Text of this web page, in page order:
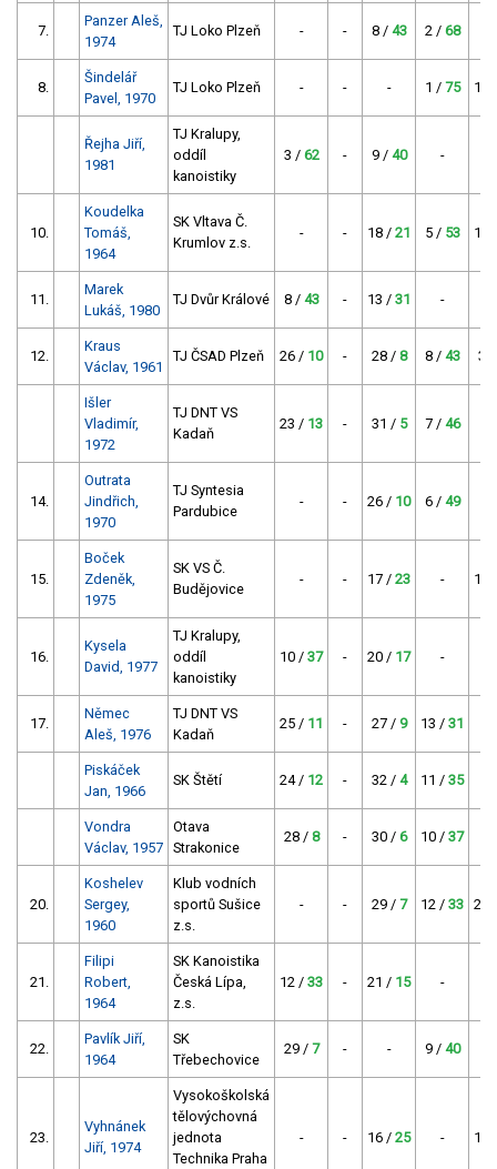
7.
Panzer Aleš,
1974
TJ Loko Plzeň - - 8 / 43 2 / 68
8.
Šindelář
Pavel, 1970
TJ Loko Plzeň - - - 1 / 75 15
Řejha Jiří,
1981
TJ Kralupy,
oddíl
kanoistiky
3 / 62 - 9 / 40 -
10.
Koudelka
Tomáš,
1964
SK Vltava Č.
Krumlov z.s.
- - 18 / 21 5 / 53 16
11.
Marek
Lukáš, 1980
TJ Dvůr Králové 8 / 43 - 13 / 31 -
12.
Kraus
Václav, 1961
TJ ČSAD Plzeň 26 / 10 - 28 / 8 8 / 43
Išler
Vladimír,
1972
TJ DNT VS
Kadaň
23 / 13 - 31 / 5 7 / 46
14.
Outrata
Jindřich,
1970
TJ Syntesia
Pardubice
- - 26 / 10 6 / 49
15.
Boček
Zdeněk,
1975
SK VS Č.
Budějovice
- - 17 / 23 - 11
16.
Kysela
David, 1977
TJ Kralupy,
oddíl
kanoistiky
10 / 37 - 20 / 17 -
17.
Němec
Aleš, 1976
TJ DNT VS
Kadaň
25 / 11 - 27 / 9 13 / 31
Piskáček
Jan, 1966
SK Štětí 24 / 12 - 32 / 4 11 / 35
Vondra
Václav, 1957
Otava
Strakonice
28 / 8 - 30 / 6 10 / 37
20.
Koshelev
Sergey,
1960
Klub vodních
sportů Sušice
z.s.
- - 29 / 7 12 / 33 26
21.
Filipi
Robert,
1964
SK Kanoistika
Česká Lípa,
z.s.
12 / 33 - 21 / 15 -
22.
Pavlík Jiří,
1964
SK
Třebechovice
29 / 7 - - 9 / 40
23.
Vyhnánek
Jiří, 1974
Vysokoškolská
tělovýchovná
jednota
Technika Praha
- - 16 / 25 - 18